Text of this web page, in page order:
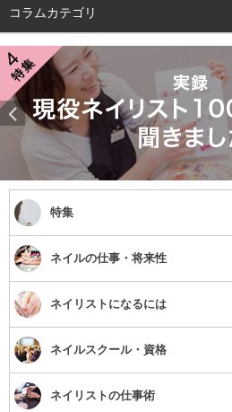
コラムカテゴリ
特集
ネイルの仕事・将来性
ネイリストになるには
ネイルスクール・資格
ネイリストの仕事術